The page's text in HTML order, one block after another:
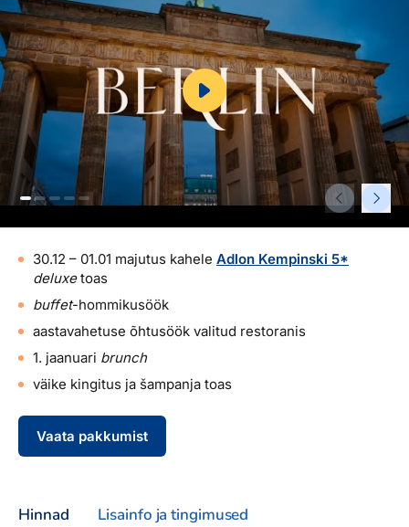
Reisitarvete e-pood
Airalo eSIM
Reisija meelespea
Kuldkaart
Platinum Club
Püsisoodustused
Boonuspunktid
Meist
Ettevõttest, kontaktid, reisikonsultandi teenus, tule
tööle, uudised...
Ettevõttest
Kontaktid
Reisikonsultandi teenus
Tule tööle
30.12 – 01.01 majutus kahele Adlon Kempinski 5*
deluxetoas
buffet-hommikusöök
aastavahetuse õhtusöök valitud restoranis
1. jaanuari brunch
väike kingitus ja šampanja toas
Vaata pakkumist
Hinnad Lisainfo ja tingimused